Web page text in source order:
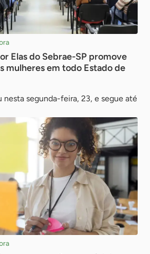
Elas do Sebrae-SP promove
mulheres em todo Estado de
segunda-feira, 23, e segue até